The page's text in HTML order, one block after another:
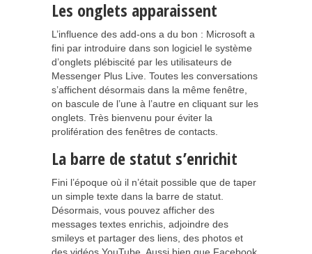
Les onglets apparaissent
L’influence des add-ons a du bon : Microsoft a
fini par introduire dans son logiciel le système
d’onglets plébiscité par les utilisateurs de
Messenger Plus Live. Toutes les conversations
s’affichent désormais dans la même fenêtre,
on bascule de l’une à l’autre en cliquant sur les
onglets. Très bienvenu pour éviter la
prolifération des fenêtres de contacts.
La barre de statut s’enrichit
Fini l’époque où il n’était possible que de taper
un simple texte dans la barre de statut.
Désormais, vous pouvez afficher des
messages textes enrichis, adjoindre des
smileys et partager des liens, des photos et